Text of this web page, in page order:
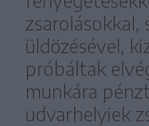
zsarolásokkal,
üldözésével,
próbáltak
munkára
udvarhelyiek